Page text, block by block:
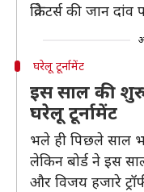
क्रिकेटर्स की जान
घरेलू टूर्नामेंट
इस साल की
घरेलू टूर्नामेंट
भले ही पिछले साल
लेकिन बोर्ड ने इस
और विजय हजारे